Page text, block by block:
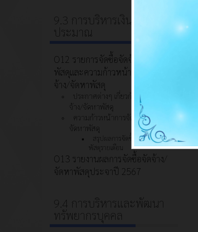
9.3 การบริหารเงินงบ
ประมาณ
O12 รายการจัดซื้อจัดจ้าง/จัดหา
พัสดุและความก้าวหน้าการจัดซื้อจัด
จ้าง/จัดหาพัสดุ
ประกาศต่างๆ เกี่ยวกับการจัดซื้อจัด
จ้าง/จัดหาพัสดุ
ความก้าวหน้าการจัดซื้อจัดจ้าง/
จัดหาพัสดุ
สรุปผลการจัดซื้อจัดจ้าง/จัดหา
พัสดุรายเดือน
O13 รายงานผลการจัดซื้อจัดจ้าง/
จัดหาพัสดุประจาปี 2567
9.4 การบริหารและพัฒนา
ทรัพยากรบุคคล